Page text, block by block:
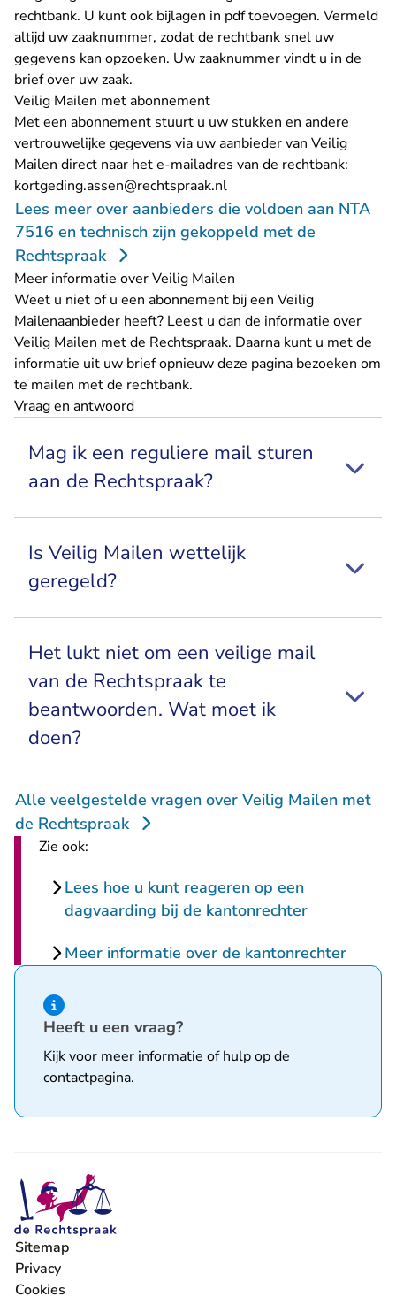
rechtbank. U kunt ook bijlagen in pdf toevoegen. Vermeld
altijd uw zaaknummer, zodat de rechtbank snel uw
gegevens kan opzoeken. Uw zaaknummer vindt u in de
brief over uw zaak.
Veilig Mailen met abonnement
Met een abonnement stuurt u uw stukken en andere
vertrouwelijke gegevens via uw aanbieder van Veilig
Mailen direct naar het e-mailadres van de rechtbank:
kortgeding.assen@rechtspraak.nl- U verlaat Rechtspraak.nl
Lees meer over aanbieders die voldoen aan NTA
7516 en technisch zijn gekoppeld met de
Rechtspraak
Meer informatie over Veilig Mailen
Weet u niet of u een abonnement bij een Veilig
Mailenaanbieder heeft? Leest u dan de informatie over
Veilig Mailen met de Rechtspraak. Daarna kunt u met de
informatie uit uw brief opnieuw deze pagina bezoeken om
te mailen met de rechtbank.
Vraag en antwoord
Mag ik een reguliere mail sturen
aan de Rechtspraak?
Is Veilig Mailen wettelijk
geregeld?
Het lukt niet om een veilige mail
van de Rechtspraak te
beantwoorden. Wat moet ik
doen?
Alle veelgestelde vragen over Veilig Mailen met
de Rechtspraak
Zie ook:
Lees hoe u kunt reageren op een
dagvaarding bij de kantonrechter
Meer informatie over de kantonrechter
Hint van type informatie
Heeft u een vraag?
Kijk voor meer informatie of hulp op de
contactpagina.
Sitemap
Privacy
Cookies